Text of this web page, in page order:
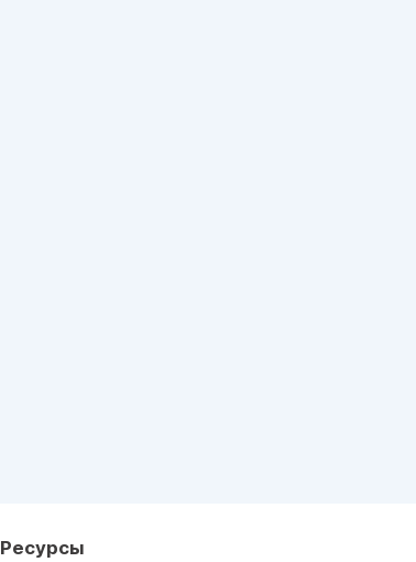
Ресурсы